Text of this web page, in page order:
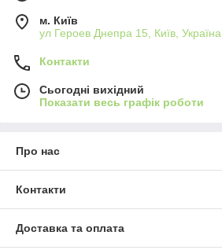
м. Київ
ул Героев Днепра 15, Київ, Україна
Контакти
Сьогодні вихідний
Показати весь графік роботи
Про нас
Контакти
Доставка та оплата